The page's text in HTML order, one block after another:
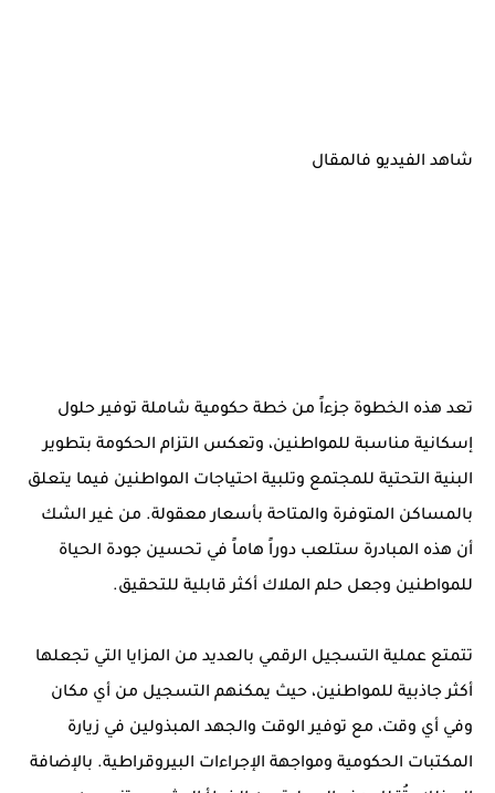
شاهد الفيديو فالمقال
تعد هذه الخطوة جزءاً من خطة حكومية شاملة توفير حلول
إسكانية مناسبة للمواطنين، وتعكس التزام الحكومة بتطوير
البنية التحتية للمجتمع وتلبية احتياجات المواطنين فيما يتعلق
بالمساكن المتوفرة والمتاحة بأسعار معقولة. من غير الشك
أن هذه المبادرة ستلعب دوراً هاماً في تحسين جودة الحياة
للمواطنين وجعل حلم الملاك أكثر قابلية للتحقيق.
تتمتع عملية التسجيل الرقمي بالعديد من المزايا التي تجعلها
أكثر جاذبية للمواطنين، حيث يمكنهم التسجيل من أي مكان
وفي أي وقت، مع توفير الوقت والجهد المبذولين في زيارة
المكتبات الحكومية ومواجهة الإجراءات البيروقراطية. بالإضافة